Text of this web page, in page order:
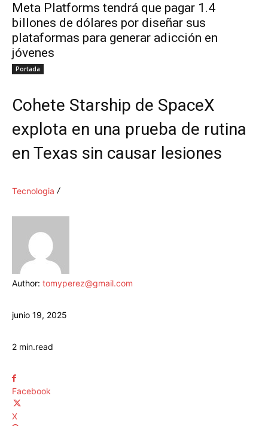
Meta Platforms tendrá que pagar 1.4
billones de dólares por diseñar sus
plataformas para generar adicción en
jóvenes
Portada
Cohete Starship de SpaceX
explota en una prueba de rutina
en Texas sin causar lesiones
Tecnologia
Author: tomyperez@gmail.com
junio 19, 2025
2 min.read
Facebook
X